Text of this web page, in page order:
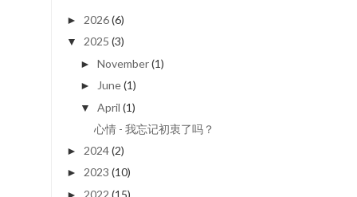
► 2026(6)
▼ 2025 (3)
► November(1)
► June(1)
▼ April (1)
心情 - 我忘记初衷了吗？
► 2024(2)
► 2023 (10)
► 2022 (15)